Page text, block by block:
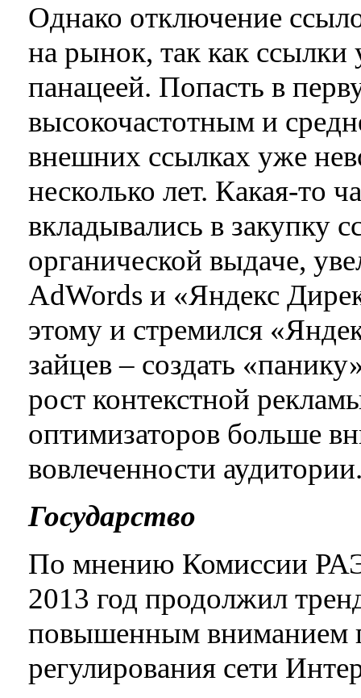
Однако отключение
на рынок, так как
панацеей. Попасть в
высокочастотным и
внешних ссылках уже
несколько лет. Какая-то
вкладывались в закупку
органической выдаче,
AdWords и «Яндекс
этому и стремился
зайцев – создать
рост контекстной
оптимизаторов больше
вовлеченности
Государство
По мнению Комиссии
2013 год продолжил
повышенным вниманием
регулирования сети